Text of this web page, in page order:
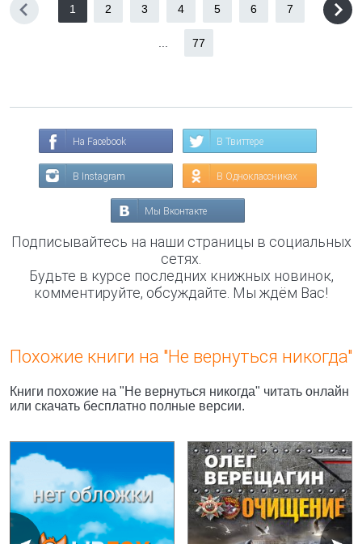
1 2 3 4 5 6 7
77
На Facebook В Твиттере
В Instagram В Одноклассниках
Мы Вконтакте
Подписывайтесь на наши страницы в социальных
сетях.
Будьте в курсе последних книжных новинок,
комментируйте, обсуждайте. Мы ждём Вас!
Похожие книги на "Не вернуться никогда"
Книги похожие на "Не вернуться никогда" читать онлайн
или скачать бесплатно полные версии.